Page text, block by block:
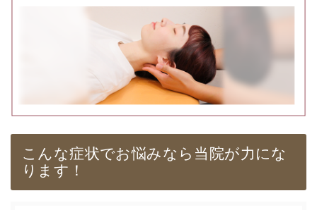
こんな症状でお悩みなら当院が力にな
ります！